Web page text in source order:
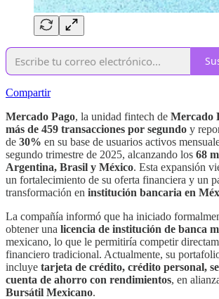
Compartir
Mercado Pago, la unidad fintech de Mercado
más de 459 transacciones por segundo y
de 30% en su base de usuarios activos
segundo trimestre de 2025, alcanzando los 68
Argentina, Brasil y México. Esta expansión
un fortalecimiento de su oferta financiera y un
transformación en institución bancaria en
La compañía informó que ha iniciado
obtener una licencia de institución de banca
mexicano, lo que le permitiría competir
financiero tradicional. Actualmente, su
incluye tarjeta de crédito, crédito personal,
cuenta de ahorro con rendimientos, en
Bursátil Mexicano.